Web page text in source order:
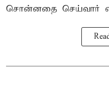
சொன்னதை செய்வார்